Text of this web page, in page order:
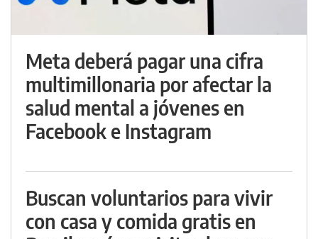
Meta deberá pagar una cifra
multimillonaria por afectar la
salud mental a jóvenes en
Facebook e Instagram
Buscan voluntarios para vivir
con casa y comida gratis en